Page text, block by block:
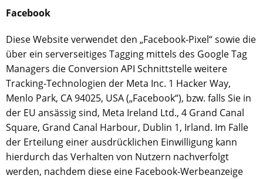
Facebook
Diese Website verwendet den „Facebook-Pixel“ sowie die
über ein serverseitiges Tagging mittels des Google Tag
Managers die Conversion API Schnittstelle weitere
Tracking-Technologien der Meta Inc. 1 Hacker Way,
Menlo Park, CA 94025, USA („Facebook“), bzw. falls Sie in
der EU ansässig sind, Meta Ireland Ltd., 4 Grand Canal
Square, Grand Canal Harbour, Dublin 1, Irland. Im Falle
der Erteilung einer ausdrücklichen Einwilligung kann
hierdurch das Verhalten von Nutzern nachverfolgt
werden, nachdem diese eine Facebook-Werbeanzeige